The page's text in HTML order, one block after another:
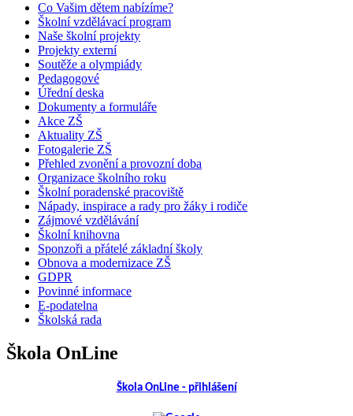
Co Vašim dětem nabízíme?
Školní vzdělávací program
Naše školní projekty
Projekty externí
Soutěže a olympiády
Pedagogové
Úřední deska
Dokumenty a formuláře
Akce ZŠ
Aktuality ZŠ
Fotogalerie ZŠ
Přehled zvonění a provozní doba
Organizace školního roku
Školní poradenské pracoviště
Nápady, inspirace a rady pro žáky i rodiče
Zájmové vzdělávání
Školní knihovna
Sponzoři a přátelé základní školy
Obnova a modernizace ZŠ
GDPR
Povinné informace
E-podatelna
Školská rada
Škola OnLine
Škola OnLine - přihlášení